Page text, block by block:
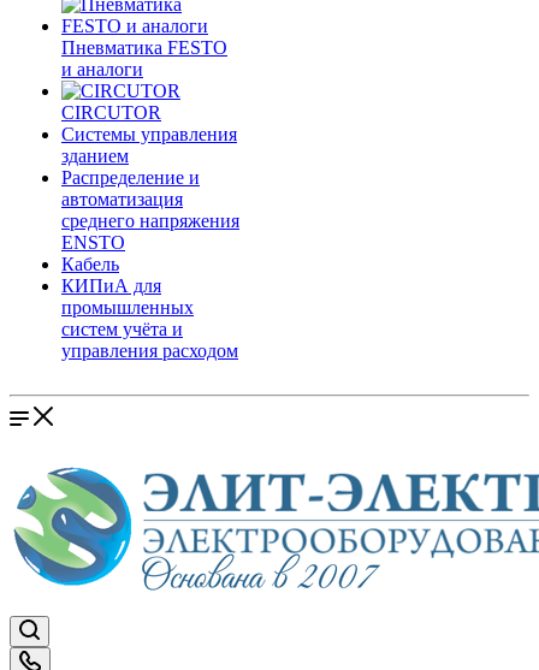
Пневматика FESTO
и аналоги
CIRCUTOR
Системы управления
зданием
Распределение и
автоматизация
среднего напряжения
ENSTO
Кабель
КИПиА для
промышленных
систем учёта и
управления расходом